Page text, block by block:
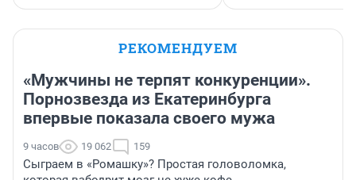
РЕКОМЕНДУЕМ
«Мужчины не терпят конкуренции».
Порнозвезда из Екатеринбурга
впервые показала своего мужа
9 часов 19 062 159
Сыграем в «Ромашку»? Простая головоломка,